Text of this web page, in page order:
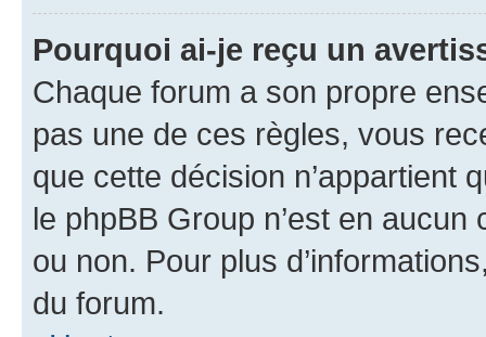
Pourquoi ai-je reçu un
Chaque forum a son propre
pas une de ces règles, vous
que cette décision n’appartient
le phpBB Group n’est en
ou non. Pour plus
du forum.